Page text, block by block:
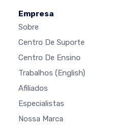
Empresa
Sobre
Centro De Suporte
Centro De Ensino
Trabalhos (English)
Afiliados
Especialistas
Nossa Marca